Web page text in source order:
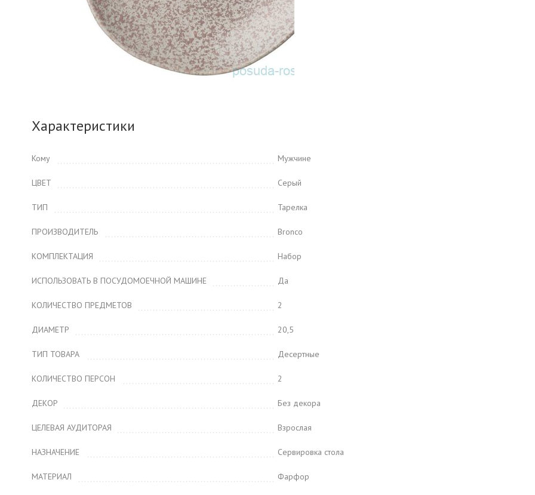
Характеристики
Кому Мужчине
ЦВЕТ Серый
ТИП Тарелка
ПРОИЗВОДИТЕЛЬ Bronco
КОМПЛЕКТАЦИЯ Набор
ИСПОЛЬЗОВАТЬ В ПОСУДОМОЕЧНОЙ МАШИНЕ Да
КОЛИЧЕСТВО ПРЕДМЕТОВ 2
ДИАМЕТР 20,5
ТИП ТОВАРА Десертные
КОЛИЧЕСТВО ПЕРСОН 2
ДЕКОР Без декора
ЦЕЛЕВАЯ АУДИТОРАЯ Взрослая
НАЗНАЧЕНИЕ Сервировка стола
МАТЕРИАЛ Фарфор